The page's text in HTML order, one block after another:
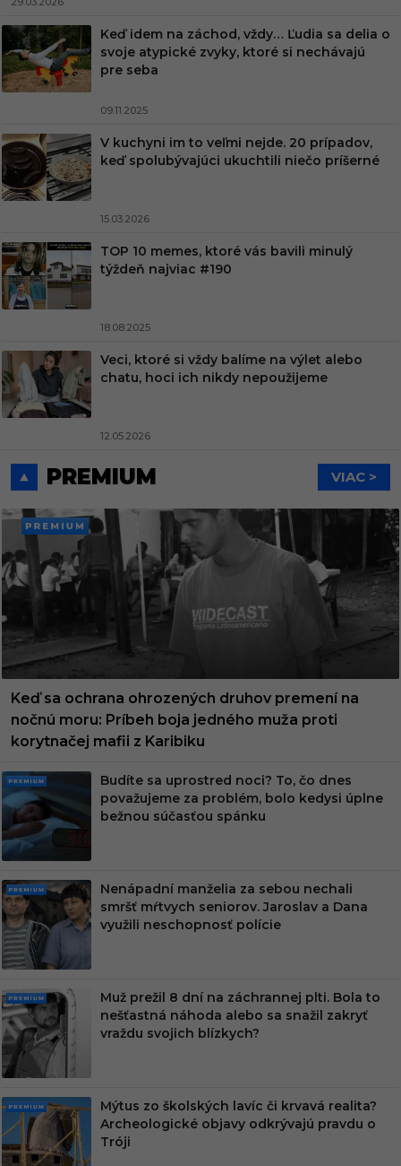
Keď idem na záchod, vždy… Ľudia sa delia o
svoje atypické zvyky, ktoré si nechávajú
pre seba
09.11.2025
V kuchyni im to veľmi nejde. 20 prípadov,
keď spolubývajúci ukuchtili niečo príšerné
15.03.2026
TOP 10 memes, ktoré vás bavili minulý
týždeň najviac #190
18.08.2025
Veci, ktoré si vždy balíme na výlet alebo
chatu, hoci ich nikdy nepoužijeme
12.05.2026
PREMIUM VIAC >
PREMI
UM
Keď sa ochrana ohrozených druhov premení na
nočnú moru: Príbeh boja jedného muža proti
korytnačej mafii z Karibiku
PRE
MIU
M
Budíte sa uprostred noci? To, čo dnes
považujeme za problém, bolo kedysi úplne
bežnou súčasťou spánku
PRE
MIU
M
Nenápadní manželia za sebou nechali
smršť mŕtvych seniorov. Jaroslav a Dana
využili neschopnosť polície
PRE
MIU
M
Muž prežil 8 dní na záchrannej plti. Bola to
nešťastná náhoda alebo sa snažil zakryť
vraždu svojich blízkych?
PRE
MIU
M
Mýtus zo školských lavíc či krvavá realita?
Archeologické objavy odkrývajú pravdu o
Tróji